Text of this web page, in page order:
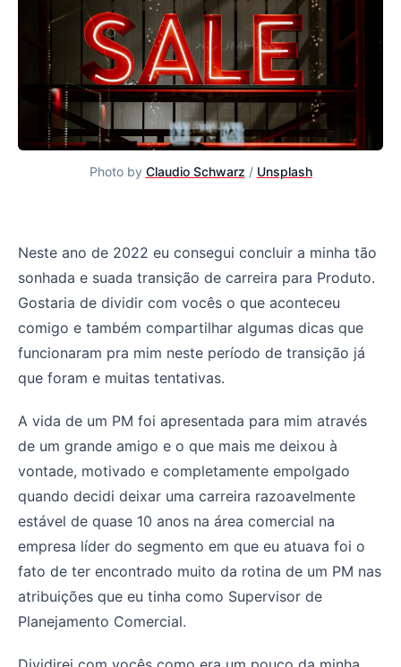
Photo by Claudio Schwarz / Unsplash
Saí da área Comercial para Produto. Aqui vão as minhas
Neste ano de 2022 eu consegui concluir a minha tão
sonhada e suada transição de carreira para Produto.
Gostaria de dividir com vocês o que aconteceu
comigo e também compartilhar algumas dicas que
funcionaram pra mim neste período de transição já
que foram e muitas tentativas.
A vida de um PM foi apresentada para mim através
de um grande amigo e o que mais me deixou à
vontade, motivado e completamente empolgado
quando decidi deixar uma carreira razoavelmente
estável de quase 10 anos na área comercial na
empresa líder do segmento em que eu atuava foi o
fato de ter encontrado muito da rotina de um PM nas
atribuições que eu tinha como Supervisor de
Planejamento Comercial.